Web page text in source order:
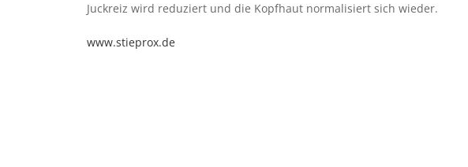
Juckreiz wird reduziert und die Kopfhaut normalisiert sich wieder.
www.stieprox.de